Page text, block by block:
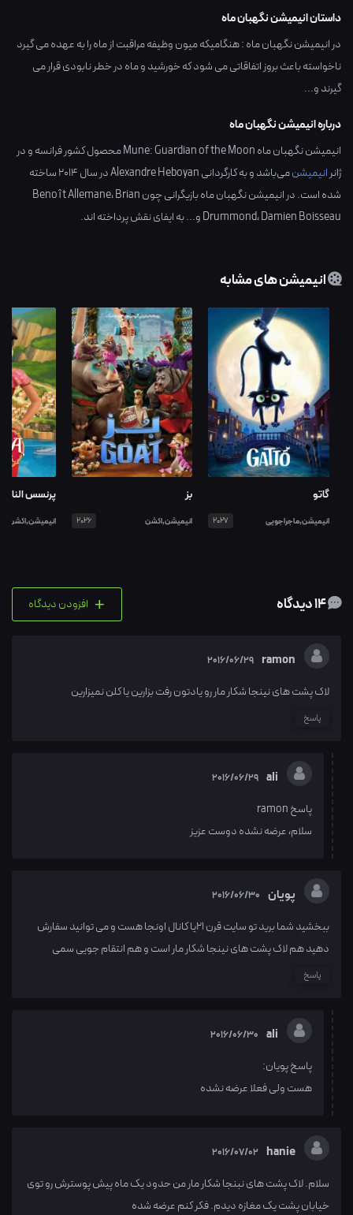
داستان انیمیشن نگهبان ماه
در انیمیشن نگهبان ماه : هنگامیکه میون وظیفه مراقبت از ماه را به عهده می گیرد
ناخواسته باعث بروز اتفاقاتی می شود که خورشید و ماه در خطر نابودی قرار می
گیرند و...
درباره انیمیشن نگهبان ماه
انیمیشن نگهبان ماه Mune: Guardian of the Moon محصول کشور فرانسهو در
ژانرانیمیشنمی‌باشد و به کارگردانیAlexandre Heboyanدر سال2014ساخته
شده است. در انیمیشن نگهبان ماه بازیگرانی چون
Benoît Allemane،Brian
Drummond،Damien Boisseau و... به ایفای نقش پرداخته اند.
انیمیشن های مشابه
گاتو
انیمیشن,ماجراجویی 2027
بز
انیمیشن,اکشن 2026
پرنسس النا
انیمیشن,اکشن
+ افزودن دیدگاه
ramon
2016/06/29
لاک پشت های نینجا شکار مار رو یادتون رفت بزارین یا کلن نمیزارین
پاسخ
ali
2016/06/29
پاسخ ramon
سلام، عرضه نشده دوست عزیز
پویان 2016/06/30
ببخشید شما برید تو سایت قرن 21یا کانال اونجا هست و می توانید سفارش
دهید هم لاک پشت های نینجا شکار مار است و هم انتقام جویی سمی
پاسخ
ali
2016/06/30
پاسخ پویان:
هست ولی فعلا عرضه نشده
hanie
2016/07/02
سلام. لاک پشت های نبنجا شکار مار من حدود یک ماه پیش پوسترش رو توی
خیابان پشت یک مغازه دیدم. فکر کنم عرضه شده